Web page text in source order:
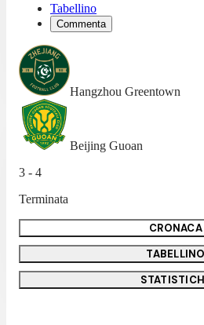
Tabellino
Commenta
Hangzhou Greentown
Beijing Guoan
3 - 4
Terminata
CRONACA
TABELLINO